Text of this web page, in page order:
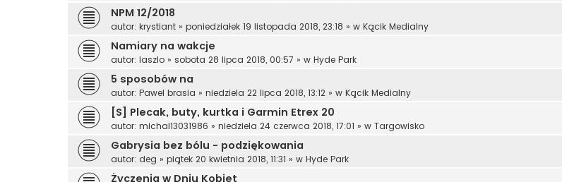
NPM 12/2018
autor: krystiant » poniedziałek 19 listopada 2018, 23:18 » w Kącik Medialny
Namiary na wakcje
autor: laszlo » sobota 28 lipca 2018, 00:57 » w Hyde Park
5 sposobów na
autor: Pawel brasia » niedziela 22 lipca 2018, 13:12 » w Kącik Medialny
[S] Plecak, buty, kurtka i Garmin Etrex 20
autor: michal13031986 » niedziela 24 czerwca 2018, 17:01 » w Targowisko
Gabrysia bez bólu - podziękowania
autor: deg » piątek 20 kwietnia 2018, 11:31 » w Hyde Park
Życzenia w Dniu Kobiet